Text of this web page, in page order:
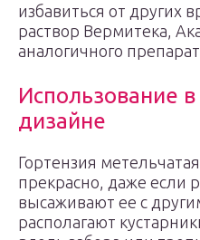
избавиться от других
раствор Вермитека,
аналогичного
Использование
дизайне
Гортензия
прекрасно, даже если
высаживают ее с
располагают